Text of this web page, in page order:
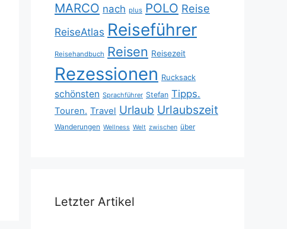
MARCO nach plus POLO Reise
ReiseAtlas Reiseführer
Reisehandbuch Reisen Reisezeit
Rezessionen Rucksack
schönsten Sprachführer Stefan Tipps.
Touren. Travel Urlaub Urlaubszeit
Wanderungen Wellness Welt zwischen über
Letzter Artikel